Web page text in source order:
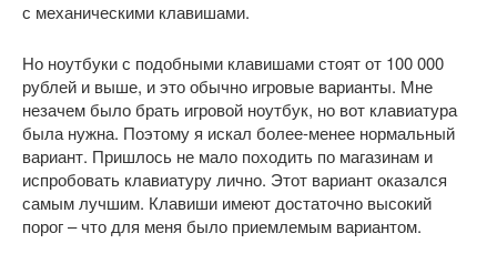
с механическими клавишами.
Но ноутбуки с подобными клавишами стоят от 100 000
рублей и выше, и это обычно игровые варианты. Мне
незачем было брать игровой ноутбук, но вот клавиатура
была нужна. Поэтому я искал более-менее нормальный
вариант. Пришлось не мало походить по магазинам и
испробовать клавиатуру лично. Этот вариант оказался
самым лучшим. Клавиши имеют достаточно высокий
порог – что для меня было приемлемым вариантом.